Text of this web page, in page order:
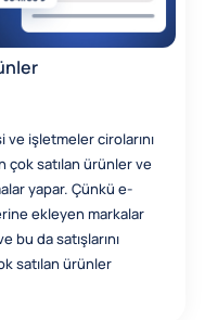
işletmeler cirolarını
çok satılan ürünler ve
yapar. Çünkü e-
ekleyen markalar
bu da satışlarını
satılan ürünler